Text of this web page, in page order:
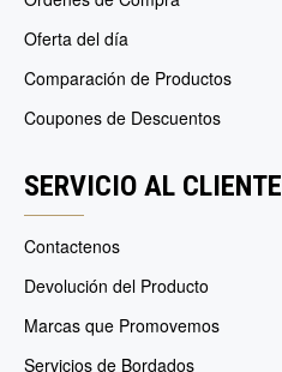
Oferta del día
Comparación de Productos
Coupones de Descuentos
SERVICIO AL CLIENTE
Contactenos
Devolución del Producto
Marcas que Promovemos
Servicios de Bordados